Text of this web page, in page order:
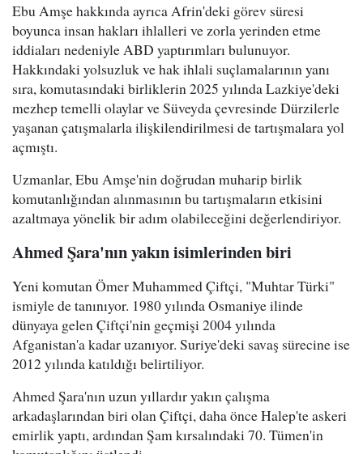
Ebu Amşe hakkında ayrıca Afrin'deki görev süresi
boyunca insan hakları ihlalleri ve zorla yerinden etme
iddiaları nedeniyle ABD yaptırımları bulunuyor.
Hakkındaki yolsuzluk ve hak ihlali suçlamalarının yanı
sıra, komutasındaki birliklerin 2025 yılında Lazkiye'deki
mezhep temelli olaylar ve Süveyda çevresinde Dürzilerle
yaşanan çatışmalarla ilişkilendirilmesi de tartışmalara yol
açmıştı.
Uzmanlar, Ebu Amşe'nin doğrudan muharip birlik
komutanlığından alınmasının bu tartışmaların etkisini
azaltmaya yönelik bir adım olabileceğini değerlendiriyor.
Ahmed Şara'nın yakın isimlerinden biri
Yeni komutan Ömer Muhammed Çiftçi, "Muhtar Türki"
ismiyle de tanınıyor. 1980 yılında Osmaniye ilinde
dünyaya gelen Çiftçi'nin geçmişi 2004 yılında
Afganistan'a kadar uzanıyor. Suriye'deki savaş sürecine ise
2012 yılında katıldığı belirtiliyor.
Ahmed Şara'nın uzun yıllardır yakın çalışma
arkadaşlarından biri olan Çiftçi, daha önce Halep'te askeri
emirlik yaptı, ardından Şam kırsalındaki 70. Tümen'in